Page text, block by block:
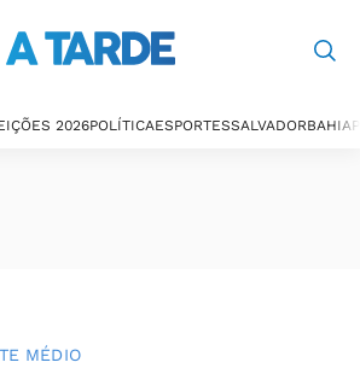
2026POLÍTICAESPORTESSALVADORBAHIA
MÉDIO